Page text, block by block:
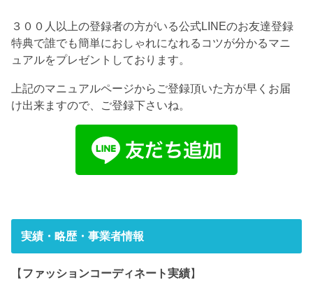
３００人以上の登録者の方がいる公式LINEのお友達登録
特典で誰でも簡単におしゃれになれるコツが分かるマニ
ュアルをプレゼントしております。
上記のマニュアルページからご登録頂いた方が早くお届
け出来ますので、ご登録下さいね。
実績・略歴・事業者情報
【ファッションコーディネート実績】